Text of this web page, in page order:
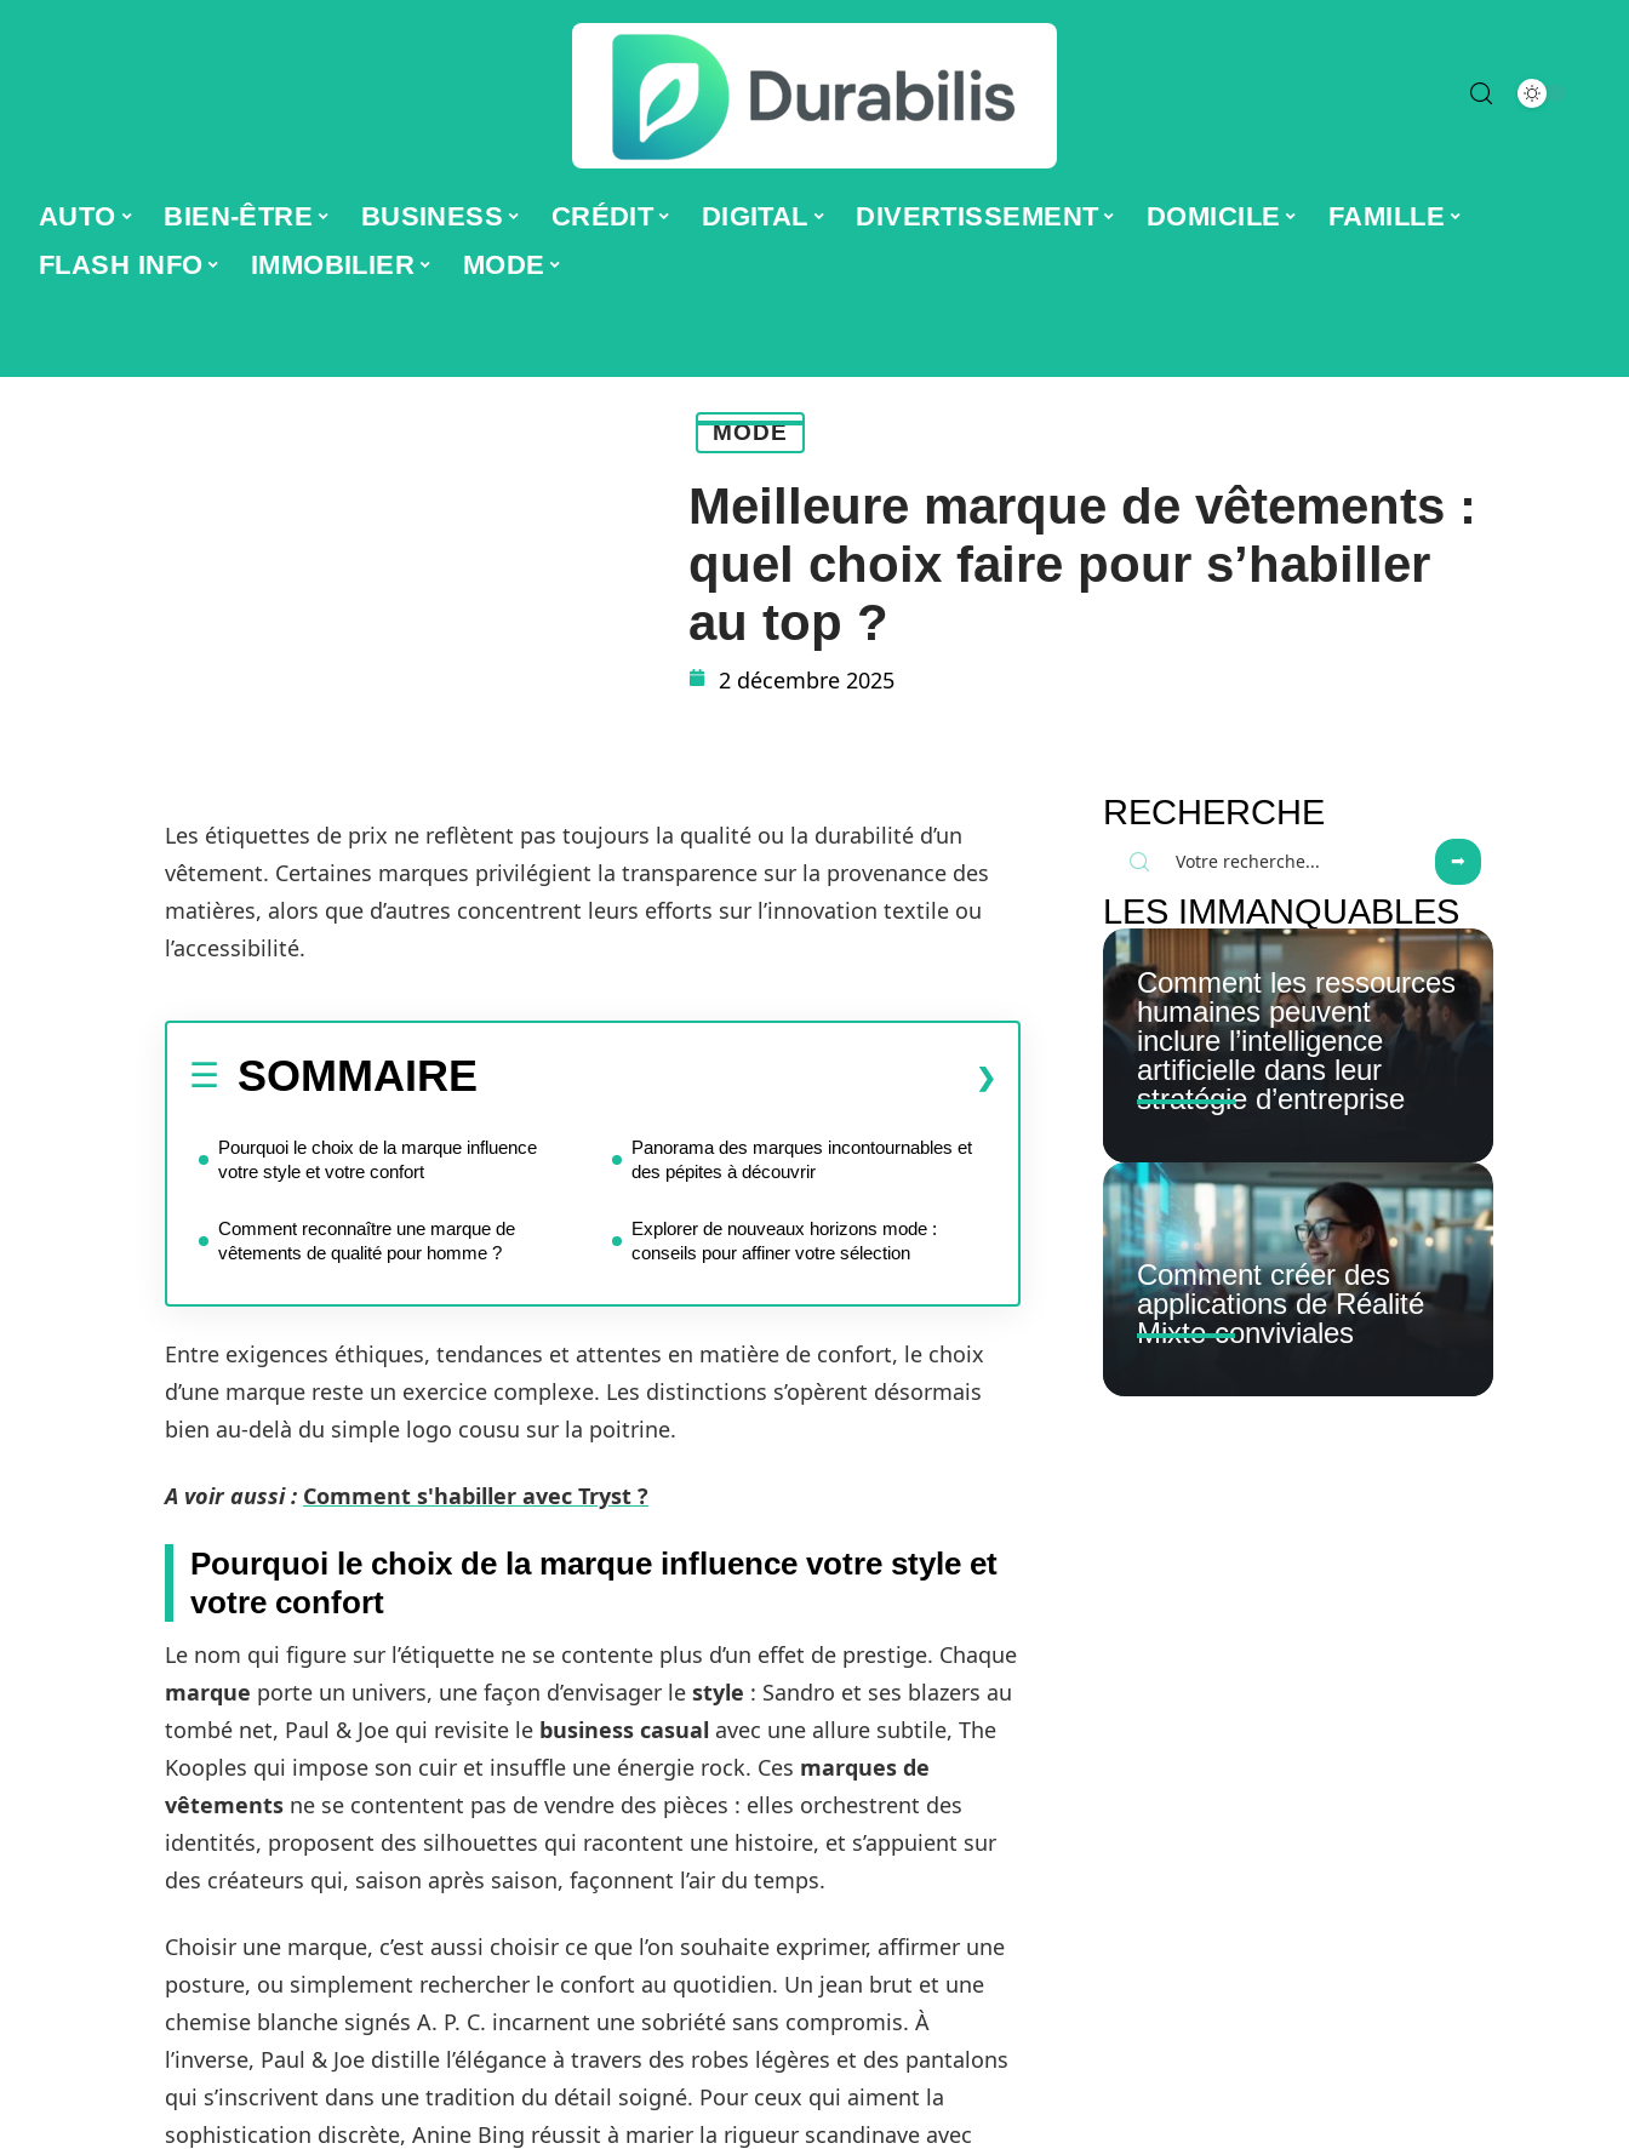
AUTO BIEN-ÊTRE BUSINESS CRÉDIT DIGITAL DIVERTISSEMENT DOMICILE
FAMILLE
FLASH INFO
IMMOBILIER MODE
MODE
Meilleure marque de vêtements :
quel choix faire pour s’habiller
au top ?
2 décembre 2025
Les étiquettes de prix ne reflètent pas toujours la qualité ou la durabilité d’un
vêtement. Certaines marques privilégient la transparence sur la provenance des
matières, alors que d’autres concentrent leurs efforts sur l’innovation textile ou
l’accessibilité.
SOMMAIRE
Pourquoi le choix de la marque influence
votre style et votre confort
Comment reconnaître une marque de
vêtements de qualité pour homme ?
Panorama des marques incontournables et
des pépites à découvrir
Explorer de nouveaux horizons mode :
conseils pour affiner votre sélection
Entre exigences éthiques, tendances et attentes en matière de confort, le choix
d’une marque reste un exercice complexe. Les distinctions s’opèrent désormais
bien au-delà du simple logo cousu sur la poitrine.
A voir aussi : Comment s'habiller avec Tryst ?
Pourquoi le choix de la marque influence votre style et
votre confort
Le nom qui figure sur l’étiquette ne se contente plus d’un effet de prestige. Chaque
marque porte un univers, une façon d’envisager le style : Sandro et ses blazers au
tombé net, Paul & Joe qui revisite le business casual avec une allure subtile, The
Kooples qui impose son cuir et insuffle une énergie rock. Ces marques de
vêtements ne se contentent pas de vendre des pièces : elles orchestrent des
identités, proposent des silhouettes qui racontent une histoire, et s’appuient sur
des créateurs qui, saison après saison, façonnent l’air du temps.
Choisir une marque, c’est aussi choisir ce que l’on souhaite exprimer, affirmer une
posture, ou simplement rechercher le confort au quotidien. Un jean brut et une
chemise blanche signés A. P. C. incarnent une sobriété sans compromis. À
l’inverse, Paul & Joe distille l’élégance à travers des robes légères et des pantalons
qui s’inscrivent dans une tradition du détail soigné. Pour ceux qui aiment la
sophistication discrète, Anine Bing réussit à marier la rigueur scandinave avec
RECHERCHE
LES IMMANQUABLES
Comment les ressources
humaines peuvent
inclure l’intelligence
artificielle dans leur
stratégie d’entreprise
Comment créer des
applications de Réalité
Mixte conviviales